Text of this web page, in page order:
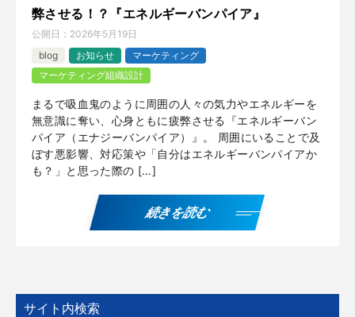
弊させる！？『エネルギーバンパイア』
公開日： 2026年5月19日
blog
お知らせ
マーケティング
マーケティング組織設計
まるで吸血鬼のように周囲の人々の気力やエネルギーを
無意識に奪い、心身ともに疲弊させる『エネルギーバン
パイア（エナジーバンパイア）』。 周囲にいることで及
ぼす悪影響、対応策や「自分はエネルギーバンパイアか
も？」と思った際の […]
続きを読む
サイト内検索